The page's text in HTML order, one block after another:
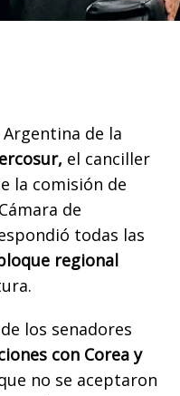
de la
el canciller
la comisión de
de
todas las
regional
los senadores
con Corea y
no se aceptaron